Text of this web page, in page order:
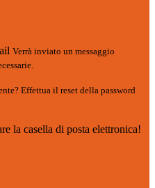
Verrà inviato un messaggio
Effettua il reset della password
la casella di posta elettronica!